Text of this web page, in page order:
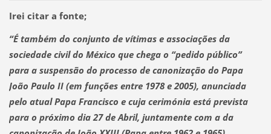
Irei citar a fonte;
“É também do conjunto de vítimas e associações da
sociedade civil do México que chega o “pedido público”
para a suspensão do processo de canonização do Papa
João Paulo II(em funções entre 1978 e 2005), anunciada
pelo atual Papa Francisco e cuja cerimónia está prevista
para o próximo dia 27 de Abril, juntamente com a da